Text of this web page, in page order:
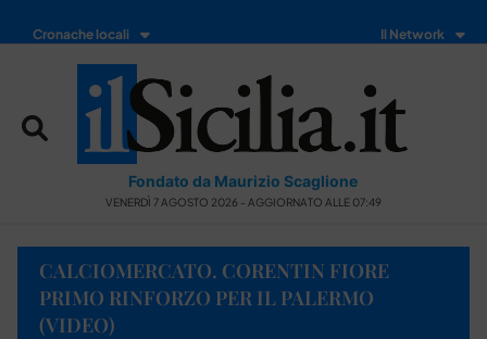
Cronache locali Il Network
Fondato da Maurizio Scaglione
VENERDÌ 7 AGOSTO 2026 - AGGIORNATO ALLE 07:49
CALCIOMERCATO. CORENTIN FIORE
PRIMO RINFORZO PER IL PALERMO
(VIDEO)